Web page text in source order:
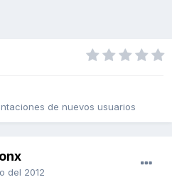
de nuevos usuarios
del 2012